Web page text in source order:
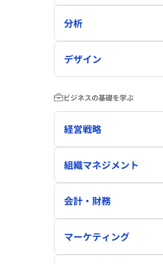
分析
デザイン
ビジネスの基礎を学ぶ
経営戦略
組織マネジメント
会計・財務
マーケティング